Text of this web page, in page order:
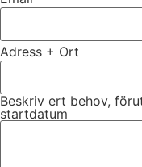
Adress + Ort
Beskriv ert behov,
startdatum